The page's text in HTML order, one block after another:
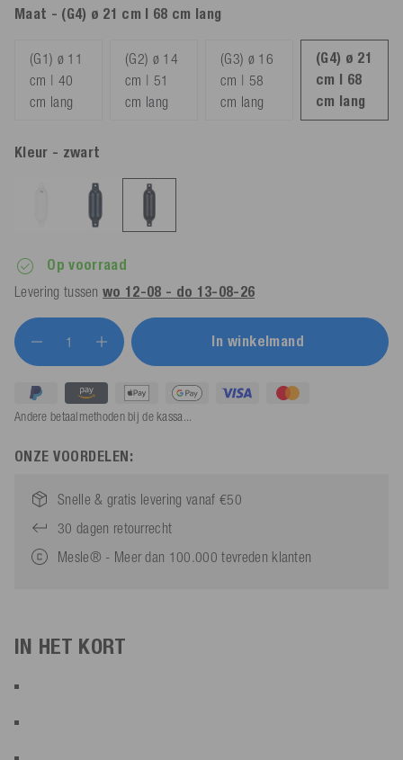
Maat - (G4) ø 21 cm | 68 cm lang
(G1) ø 11
cm | 40
cm lang
(G2) ø 14
cm | 51
cm lang
(G3) ø 16
cm | 58
cm lang
(G4) ø 21
cm | 68
cm lang
Kleur - zwart
Op voorraad
Levering tussenwo 12-08 - do 13-08-26
In winkelmand
Andere betaalmethoden bij de kassa...
ONZE VOORDELEN:
Snelle & gratis levering vanaf €50
30 dagen retourrecht
Mesle® - Meer dan 100.000 tevreden klanten
IN HET KORT